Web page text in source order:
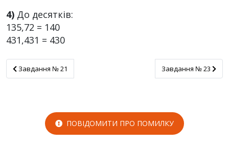
4) До десятків:
135,72 = 140
431,431 = 430
Завдання № 21
Завдання № 21 Завдання № 23
Завдання № 23
ПОВІДОМИТИ ПРО ПОМИЛКУ